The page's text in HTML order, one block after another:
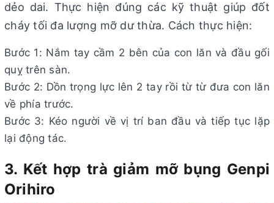
dẻo dai. Thực hiện đúng các kỹ thuật giúp đốt
cháy tối đa lượng mỡ dư thừa. Cách thực hiện:
Bước 1: Nắm tay cầm 2 bên của con lăn và đầu gối
quỵ trên sàn.
Bước 2: Dồn trọng lực lên 2 tay rồi từ từ đưa con lăn
về phía trước.
Bước 3: Kéo người về vị trí ban đầu và tiếp tục lặp
lại động tác.
3. Kết hợp trà giảm mỡ bụng Genpi
Orihiro